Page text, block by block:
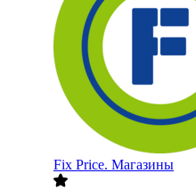
Fix Price. Магазины